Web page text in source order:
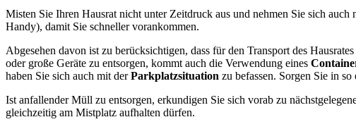
Misten Sie Ihren Hausrat nicht unter Zeitdruck aus und nehmen Sie sich
Handy), damit Sie schneller vorankommen.
Abgesehen davon ist zu berücksichtigen, dass für den Transport des Hausrates
oder große Geräte zu entsorgen, kommt auch die Verwendung eines
haben Sie sich auch mit derParkplatzsituation zu befassen. Sorgen Sie in
Ist anfallender Müll zu entsorgen, erkundigen Sie sich vorab zu
gleichzeitig am Mistplatz aufhalten dürfen.